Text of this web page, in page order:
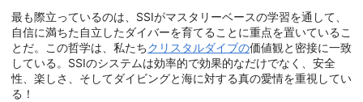
最も際立っているのは、SSIがマスタリーベースの学習を通して、
自信に満ちた自立したダイバーを育てることに重点を置いているこ
とだ。この哲学は、私たちクリスタルダイブの価値観と密接に一致
している。SSIのシステムは効率的で効果的なだけでなく、安全
性、楽しさ、そしてダイビングと海に対する真の愛情を重視してい
る！